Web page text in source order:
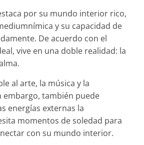
por su mundo interior rico,
y su capacidad de
De acuerdo con el
vive en una doble realidad: la
al arte, la música y la
embargo, también puede
energías externas la
momentos de soledad para
con su mundo interior.